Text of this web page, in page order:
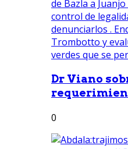
Dr Viano
0